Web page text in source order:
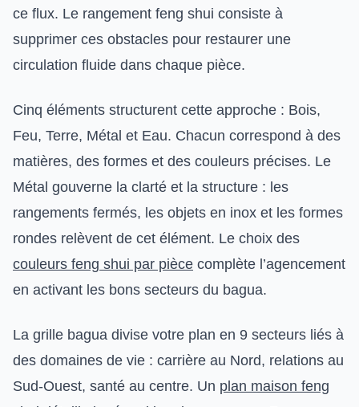
ce flux. Le rangement feng shui consiste à
supprimer ces obstacles pour restaurer une
circulation fluide dans chaque pièce.
Cinq éléments structurent cette approche : Bois,
Feu, Terre, Métal et Eau. Chacun correspond à des
matières, des formes et des couleurs précises. Le
Métal gouverne la clarté et la structure : les
rangements fermés, les objets en inox et les formes
rondes relèvent de cet élément. Le choix des
couleurs feng shui par pièce complète l’agencement
en activant les bons secteurs du bagua.
La grille bagua divise votre plan en 9 secteurs liés à
des domaines de vie : carrière au Nord, relations au
Sud-Ouest, santé au centre. Un plan maison feng